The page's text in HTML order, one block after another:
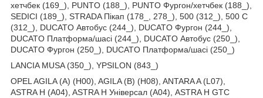
хетчбек (169_), PUNTO (188_), PUNTO Фургон/хетчбек (188_),
SEDICI (189_), STRADA Пікап (178_, 278_), 500 (312_), 500 C
(312_), DUCATO Автобус (244_), DUCATO Фургон (244_),
DUCATO Платформа/шасі (244_), DUCATO Автобус (250_),
DUCATO Фургон (250_), DUCATO Платформа/шасі (250_)
LANCIA MUSA (350_), YPSILON (843_)
OPEL AGILA (A) (H00), AGILA (B) (H08), ANTARA A (L07),
ASTRA H (A04), ASTRA H Універсал (A04), ASTRA H GTC